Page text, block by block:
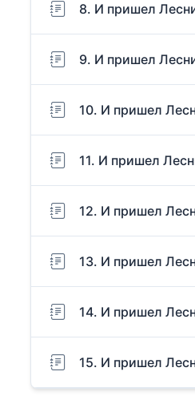
8. И пришел
9. И пришел
10. И пришел
11. И пришел
12. И пришел
13. И пришел
14. И пришел
15. И пришел